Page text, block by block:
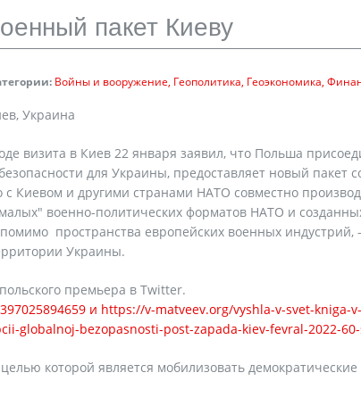
пакет Киеву
Войны и вооружение Геополитика Геоэкономика
Украина
визита в Киев 22 января заявил, что Польша
для Украины, предоставляет новый пакет
с Киевом и другими странами НАТО совместно
военно-политических форматов НАТО и
пространства европейских военных индустрий,
Украины.
премьера в Twitter.
и https://v-matveev.org/vyshla-v-svet-kniga-
globalnoj-bezopasnosti-post-zapada-kiev-fevral-2022-
которой является мобилизовать